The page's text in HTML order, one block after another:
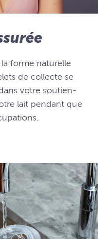
forme naturelle
de collecte se
votre soutien-
lait pendant que